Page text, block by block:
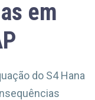
em
do S4 Hana